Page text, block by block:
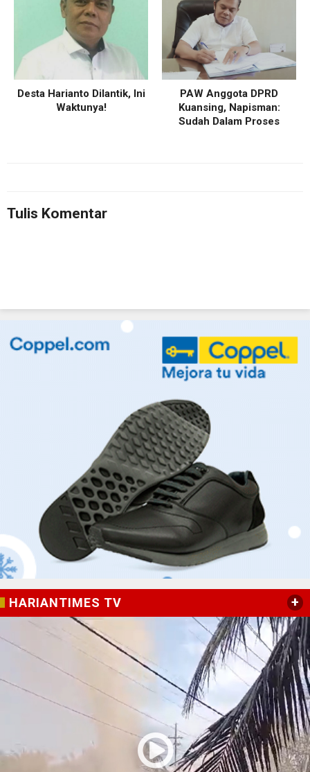
Desta Harianto Dilantik, Ini
Waktunya!
PAW Anggota DPRD
Kuansing, Napisman:
Sudah Dalam Proses
Tulis Komentar
HARIANTIMES TV +